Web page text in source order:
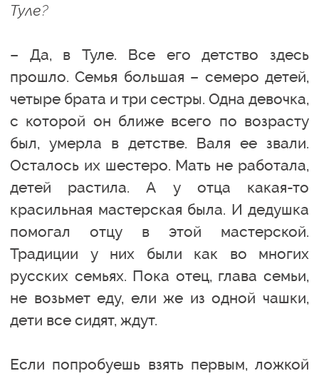
Туле?
– Да, в Туле. Все его детство здесь
прошло. Семья большая – семеро детей,
четыре брата и три сестры. Одна девочка,
с которой он ближе всего по возрасту
был, умерла в детстве. Валя ее звали.
Осталось их шестеро. Мать не работала,
детей растила. А у отца какая-то
красильная мастерская была. И дедушка
помогал отцу в этой мастерской.
Традиции у них были как во многих
русских семьях. Пока отец, глава семьи,
не возьмет еду, ели же из одной чашки,
дети все сидят, ждут.
Если попробуешь взять первым, ложкой